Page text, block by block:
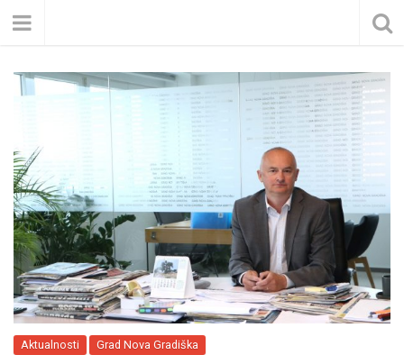
Aktualnosti Grad Nova Gradiška